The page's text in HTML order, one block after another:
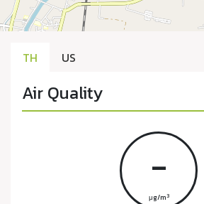
TH US
Air Quality
-
μg/m3